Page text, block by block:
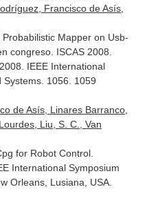
Francisco de Asís,
Mapper on Usb-
congreso. ISCAS 2008.
IEEE International
Systems. 1056. 1059
de Asís, Linares Barranco,
Liu, S. C., Van
for Robot Control.
International Symposium
Orleans, Lusiana, USA.